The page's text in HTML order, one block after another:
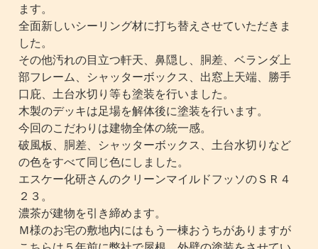
ます。
全面新しいシーリング材に打ち替えさせていただきま
した。
その他汚れの目立つ軒天、鼻隠し、胴差、ベランダ上
部フレーム、シャッターボックス、出窓上天端、勝手
口庇、土台水切り等も塗装を行いました。
木製のデッキは足場を解体後に塗装を行います。
今回のこだわりは建物全体の統一感。
破風板、胴差、シャッターボックス、土台水切りなど
の色をすべて同じ色にしました。
エスケー化研さんのクリーンマイルドフッソのＳＲ４
２３。
濃茶が建物を引き締めます。
Ｍ様のお宅の敷地内にはもう一棟おうちがありますが